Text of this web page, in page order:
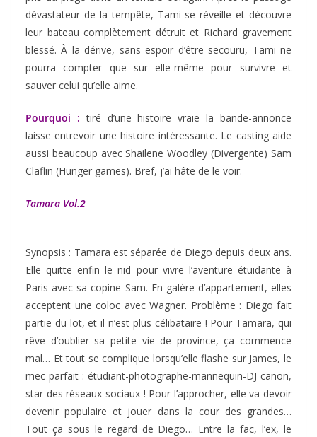
dévastateur de la tempête, Tami se réveille et découvre
leur bateau complètement détruit et Richard gravement
blessé. À la dérive, sans espoir d’être secouru, Tami ne
pourra compter que sur elle-même pour survivre et
sauver celui qu’elle aime.
Pourquoi : tiré d’une histoire vraie la bande-annonce
laisse entrevoir une histoire intéressante. Le casting aide
aussi beaucoup avec Shailene Woodley (Divergente) Sam
Claflin (Hunger games). Bref, j’ai hâte de le voir.
Tamara Vol.2
Synopsis : Tamara est séparée de Diego depuis deux ans.
Elle quitte enfin le nid pour vivre l’aventure étuidante à
Paris avec sa copine Sam. En galère d’appartement, elles
acceptent une coloc avec Wagner. Problème : Diego fait
partie du lot, et il n’est plus célibataire ! Pour Tamara, qui
rêve d’oublier sa petite vie de province, ça commence
mal… Et tout se complique lorsqu’elle flashe sur James, le
mec parfait : étudiant-photographe-mannequin-DJ canon,
star des réseaux sociaux ! Pour l’approcher, elle va devoir
devenir populaire et jouer dans la cour des grandes…
Tout ça sous le regard de Diego… Entre la fac, l’ex, le